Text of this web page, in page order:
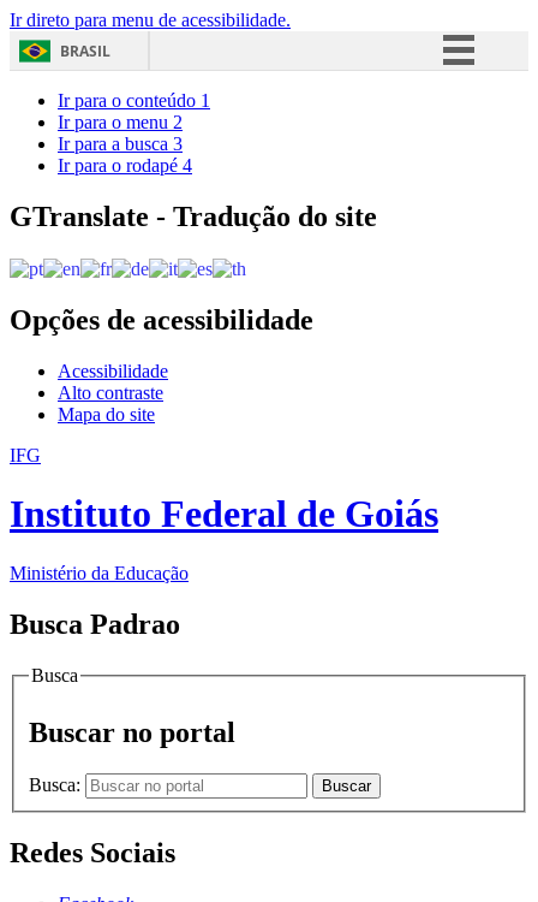
Ir direto para menu de acessibilidade.
BRASIL
Acesso à informação
Ir para o conteúdo 1
Ir para o menu 2
Ir para a busca 3
Ir para o rodapé 4
GTranslate - Tradução do site
Opções de acessibilidade
Acessibilidade
Alto contraste
Mapa do site
IFG
Instituto Federal de Goiás
Ministério da Educação
Busca Padrao
Busca
Buscar no portal
Busca: Buscar
Redes Sociais